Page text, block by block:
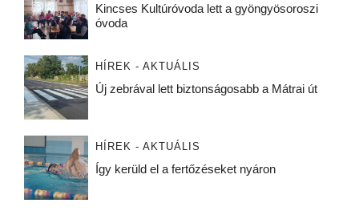
Kincses Kultúróvoda lett a gyöngyösoroszi
óvoda
HÍREK - AKTUÁLIS
Új zebrával lett biztonságosabb a Mátrai út
HÍREK - AKTUÁLIS
Így kerüld el a fertőzéseket nyáron